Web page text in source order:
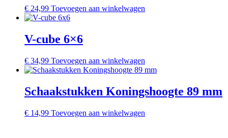
€ 24,99 Toevoegen aan winkelwagen
V-cube 6×6
€ 34,99 Toevoegen aan winkelwagen
Schaakstukken Koningshoogte 89 mm
€ 14,99 Toevoegen aan winkelwagen